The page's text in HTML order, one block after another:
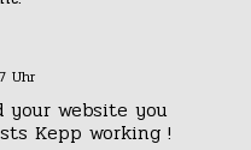
Uhr
website you
Kepp working !